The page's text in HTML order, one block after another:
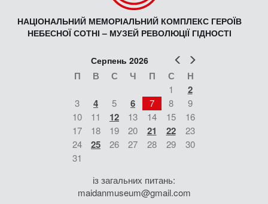
НАЦІОНАЛЬНИЙ МЕМОРІАЛЬНИЙ КОМПЛЕКС ГЕРОЇВ
НЕБЕСНОЇ СОТНІ – МУЗЕЙ РЕВОЛЮЦІЇ ГІДНОСТІ
Попер
Серпень 2026
П В С Ч П С Н
1 2
3 4 5 6 7 8
9
10
11 12 13 14 15
16
17
18 19 20 21 22
23
24
25 26 27 28 29
30
31
із загальних питань:
maidanmuseum@gmail.com